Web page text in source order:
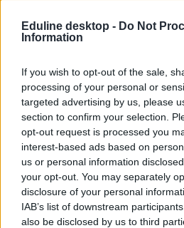
Eduline desktop - Do Not
Information
If you wish to opt-out of the sale,
processing of your personal or
targeted advertising by us, please
section to confirm your selection.
opt-out request is processed you
interest-based ads based on
us or personal information
your opt-out. You may separately
disclosure of your personal
IAB’s list of downstream
also be disclosed by us to third
Közoktatás